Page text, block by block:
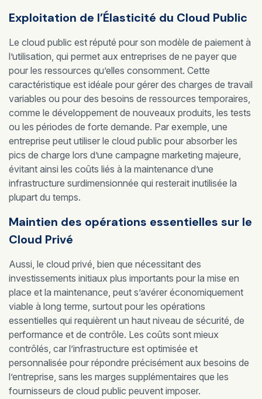
Exploitation de l’Élasticité du Cloud Public
Le cloud public est réputé pour son modèle de paiement à
l’utilisation, qui permet aux entreprises de ne payer que
pour les ressources qu’elles consomment. Cette
caractéristique est idéale pour gérer des charges de travail
variables ou pour des besoins de ressources temporaires,
comme le développement de nouveaux produits, les tests
ou les périodes de forte demande. Par exemple, une
entreprise peut utiliser le cloud public pour absorber les
pics de charge lors d’une campagne marketing majeure,
évitant ainsi les coûts liés à la maintenance d’une
infrastructure surdimensionnée qui resterait inutilisée la
plupart du temps.
Maintien des opérations essentielles sur le
Cloud Privé
Aussi, le cloud privé, bien que nécessitant des
investissements initiaux plus importants pour la mise en
place et la maintenance, peut s’avérer économiquement
viable à long terme, surtout pour les opérations
essentielles qui requièrent un haut niveau de sécurité, de
performance et de contrôle. Les coûts sont mieux
contrôlés, car l’infrastructure est optimisée et
personnalisée pour répondre précisément aux besoins de
l’entreprise, sans les marges supplémentaires que les
fournisseurs de cloud public peuvent imposer.